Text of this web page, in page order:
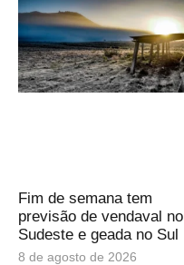
Fim de semana tem
previsão de vendaval no
Sudeste e geada no Sul
8 de agosto de 2026